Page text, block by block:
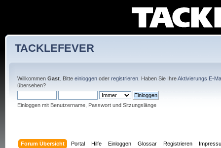
TACKLEFEVER
Willkommen Gast. Bitte einloggenoder registrieren. Haben Sie IhreAktivierungs E-
übersehen?
Einloggen mit Benutzername, Passwort und Sitzungslänge
Forum Übersicht Portal Hilfe Einloggen Glossar Registrieren